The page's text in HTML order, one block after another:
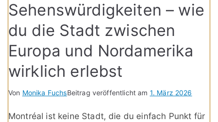
Sehenswürdigkeiten – wie
du die Stadt zwischen
Europa und Nordamerika
wirklich erlebst
Von Monika FuchsBeitrag veröffentlicht am 1. März 2026
Montréal ist keine Stadt, die du einfach Punkt für